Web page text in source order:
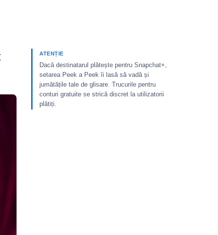
ATENȚIE
Dacă destinatarul plătește pentru Snapchat+,
setarea Peek a Peek îi lasă să vadă și
jumătățile tale de glisare. Trucurile pentru
conturi gratuite se strică discret la utilizatorii
plătiți.